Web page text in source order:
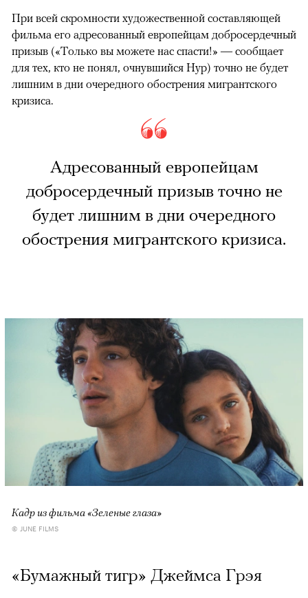
При всей скромности художественной составляющей
фильма его адресованный европейцам добросердечный
призыв («Только вы можете нас спасти!» — сообщает
для тех, кто не понял, очнувшийся Нур) точно не будет
лишним в дни очередного обострения мигрантского
кризиса.
Адресованный европейцам
добросердечный призыв точно не
будет лишним в дни очередного
обострения мигрантского кризиса.
Кадр из фильма «Зеленые глаза»
© JUNE FILMS
«Бумажный тигр» Джеймса Грэя